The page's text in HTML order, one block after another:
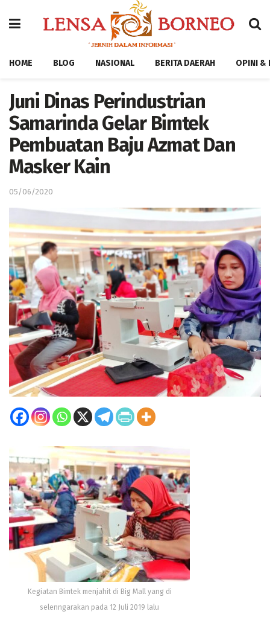
HOME BLOG NASIONAL BERITA DAERAH OPINI &
Juni Dinas Perindustrian
Samarinda Gelar Bimtek
Pembuatan Baju Azmat Dan
Masker Kain
05/06/2020
Kegiatan Bimtek menjahit di Big Mall yang di
selenngarakan pada 12 Juli 2019 lalu